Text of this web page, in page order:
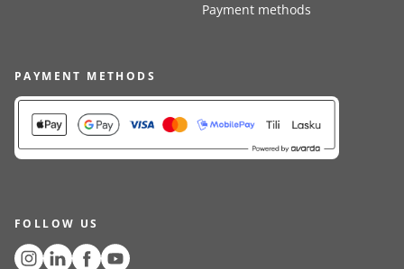
Payment methods
PAYMENT METHODS
FOLLOW US